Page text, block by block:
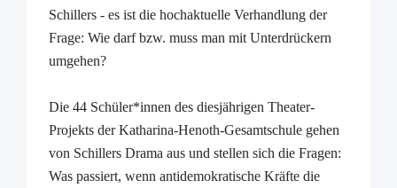
Schillers - es ist die hochaktuelle Verhandlung der
Frage: Wie darf bzw. muss man mit Unterdrückern
umgehen?
Die 44 Schüler*innen des diesjährigen Theater-
Projekts der Katharina-Henoth-Gesamtschule gehen
von Schillers Drama aus und stellen sich die Fragen:
Was passiert, wenn antidemokratische Kräfte die